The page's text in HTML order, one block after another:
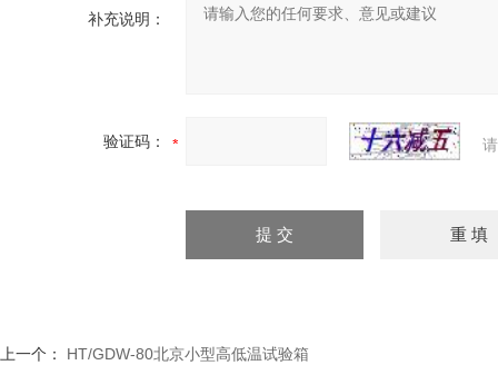
补充说明：
验证码：
上一个： HT/GDW-80北京小型高低温试验箱